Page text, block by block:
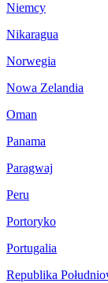
Niemcy
Nikaragua
Norwegia
Nowa Zelandia
Oman
Panama
Paragwaj
Peru
Portoryko
Portugalia
Republika